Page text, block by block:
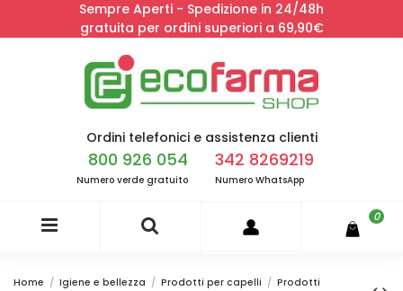
Sempre Aperti - Spedizione in 24/48h
gratuita per ordini superiori a 69,90€
Ordini telefonici e assistenza clienti
800 926 054
Numero verde gratuito
342 8269219
Numero WhatsApp
0
Home Igiene e bellezza Prodotti per capelli
Prodotti